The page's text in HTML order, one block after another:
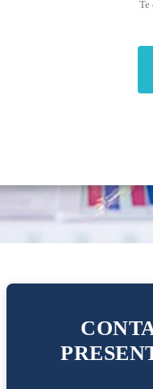
Te